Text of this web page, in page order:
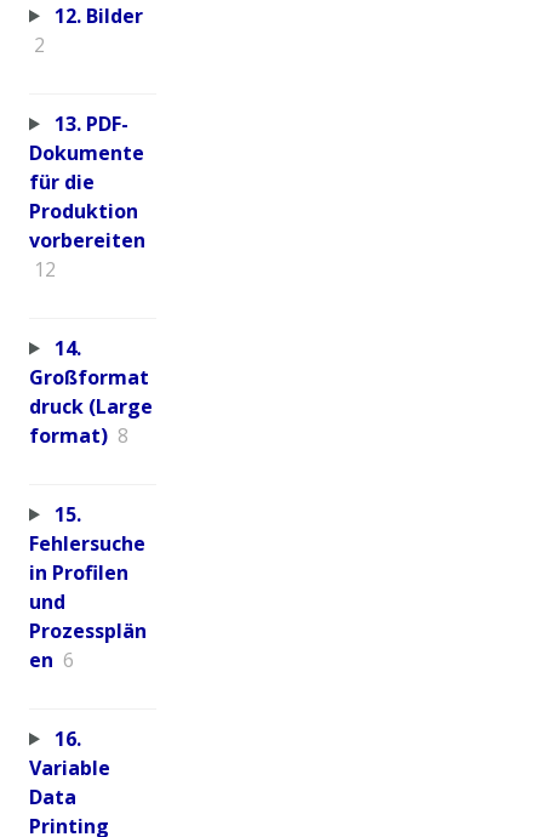
12. Bilder
2
13. PDF-
Dokumente
für die
Produktion
vorbereiten
12
14.
Großformat
druck (Large
format) 8
15.
Fehlersuche
in Profilen
und
Prozessplän
en 6
16.
Variable
Data
Printing